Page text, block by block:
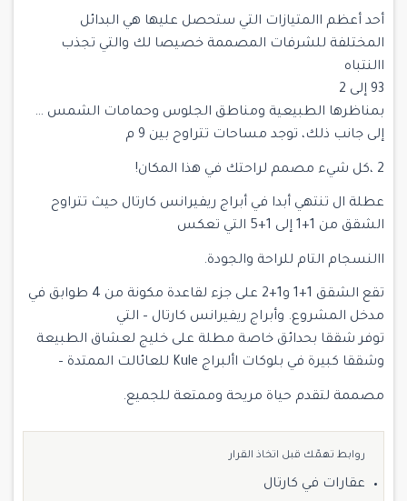
أحد أعظم االمتيازات التي ستحصل عليها هي البدائل
المختلفة للشرفات المصممة خصيصا لك والتي تجذب
االنتباه
93 إلى 2
بمناظرها الطبيعية ومناطق الجلوس وحمامات الشمس …
إلى جانب ذلك، توجد مساحات تتراوح بين 9 م
2 ،كل شيء مصمم لراحتك في هذا المكان!
عطلة ال تنتهي أبدا في أبراج ريفيرانس كارتال حيث تتراوح
الشقق من 1+1 إلى 1+5 التي تعكس
االنسجام التام للراحة والجودة.
تقع الشقق 1+1 و1+2 على جزء لقاعدة مكونة من 4 طوابق في
مدخل المشروع. وأبراج ريفيرانس كارتال – التي
توفر شققا بحدائق خاصة مطلة على خليج لعشاق الطبيعة
وشققا كبيرة في بلوكات األبراج Kule للعائالت الممتدة –
مصممة لتقدم حياة مريحة وممتعة للجميع.
روابط تهمّك قبل اتخاذ القرار
عقارات في كارتال